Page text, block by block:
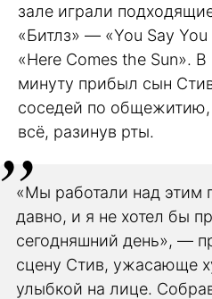
зале играли
«Битлз» — «You Say
«Here Comes the Sun».
минуту прибыл сын
соседей по общежитию,
всё, разинув рты.
«Мы работали над этим
давно, и я не хотел бы
сегодняшний день», —
сцену Стив, ужасающе
улыбкой на лице.